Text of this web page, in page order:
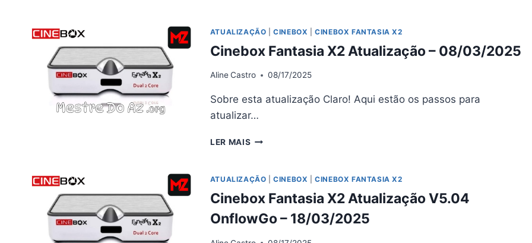
ATUALIZAÇÃO
–
ATUALIZAÇÃO |CINEBOX |CINEBOX FANTASIA X2
Cinebox Fantasia X2 Atualização – 08/03/2025
AlineCastro 08/17/2025
Sobre esta atualização Claro! Aqui estão os passos para
atualizar…
LER MAIS CINEBOX
ATUALIZAÇÃO
08/03/2025
ATUALIZAÇÃO |CINEBOX |CINEBOX FANTASIA X2
Cinebox Fantasia X2 Atualização V5.04
OnflowGo – 18/03/2025